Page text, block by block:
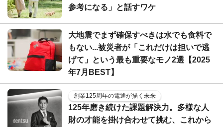
参考になる」と話すワケ
大地震でまず確保すべきは水でも食料で
もない...被災者が「これだけは担いで逃
げて」という最も重要なモノ2選【2025
年7月BEST】
創業125周年の電通が描く未来
125年磨き続けた課題解決力。多様な人
財の才能を掛け合わせて挑む、これから